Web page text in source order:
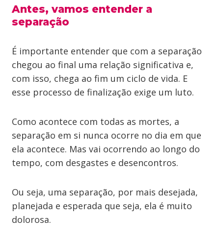
Antes, vamos entender a
separação
É importante entender que com a separação
chegou ao final uma relação significativa e,
com isso, chega ao fim um ciclo de vida. E
esse processo de finalização exige um luto.
Como acontece com todas as mortes, a
separação em si nunca ocorre no dia em que
ela acontece. Mas vai ocorrendo ao longo do
tempo, com desgastes e desencontros.
Ou seja, uma separação, por mais desejada,
planejada e esperada que seja, ela é muito
dolorosa.